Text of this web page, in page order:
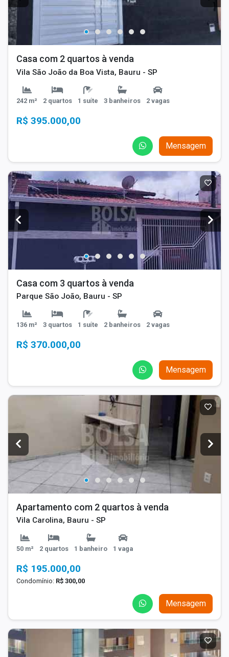
Casa com 2 quartos à venda
Vila São João da Boa Vista, Bauru - SP
242 m² 2 quartos 1 suíte 3 banheiros 2 vagas
R$ 395.000,00
Mensagem
Casa com 3 quartos à venda
Parque São João, Bauru - SP
136 m² 3 quartos 1 suíte 2 banheiros 2 vagas
R$ 370.000,00
Mensagem
Apartamento com 2 quartos à venda
Vila Carolina, Bauru - SP
50 m² 2 quartos 1 banheiro 1 vaga
R$ 195.000,00
Condomínio: R$ 300,00
Mensagem